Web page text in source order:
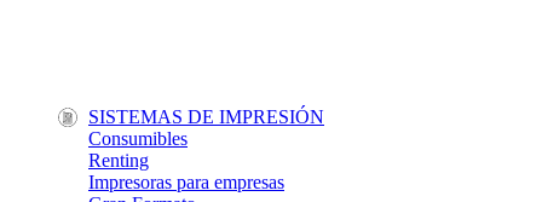
SISTEMAS DE IMPRESIÓN
Consumibles
Renting
Impresoras para empresas